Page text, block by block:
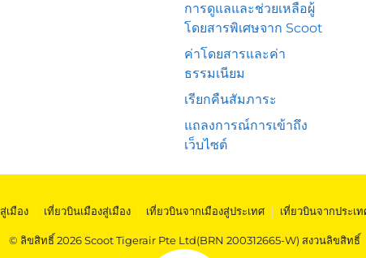
การดูแลและช่วยเหลือผู้
โดยสารพิเศษจาก Scoot
ค่าโดยสารและค่า
ธรรมเนียม
เรียกคืนสัมภาระ
แถลงการณ์การเข้าถึง
เว็บไซต์
สู่เมือง | เที่ยวบินเมืองสู่เมือง | เที่ยวบินจากเมืองสู่ประเทศ | เที่ยวบินจากประเท
© ลิขสิทธิ์ 2026 Scoot Tigerair Pte Ltd(BRN 200312665-W) สงวนลิขสิทธิ์